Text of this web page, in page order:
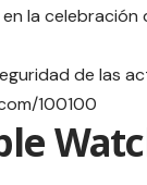
la celebración
de las
100100